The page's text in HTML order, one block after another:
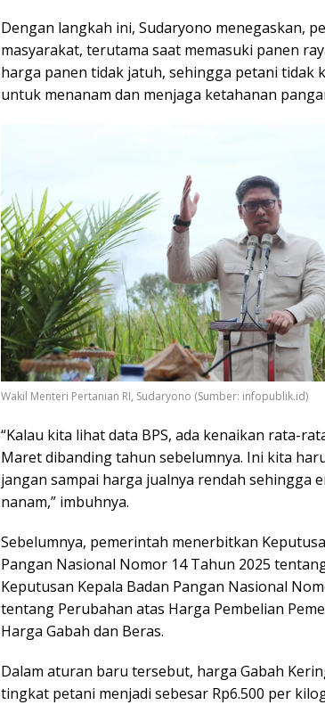
Dengan langkah ini, Sudaryono menegaskan,
masyarakat, terutama saat memasuki panen
harga panen tidak jatuh, sehingga petani tidak
untuk menanam dan menjaga ketahanan
Wakil Menteri Pertanian RI, Sudaryono (Sumber: infopublik.id)
“Kalau kita lihat data BPS, ada kenaikan rata-
Maret dibanding tahun sebelumnya. Ini kita
jangan sampai harga jualnya rendah sehingga
nanam,” imbuhnya.
Sebelumnya, pemerintah menerbitkan
Pangan Nasional Nomor 14 Tahun 2025
Keputusan Kepala Badan Pangan Nasional
tentang Perubahan atas Harga Pembelian
Harga Gabah dan Beras.
Dalam aturan baru tersebut, harga Gabah
tingkat petani menjadi sebesar Rp6.500 per